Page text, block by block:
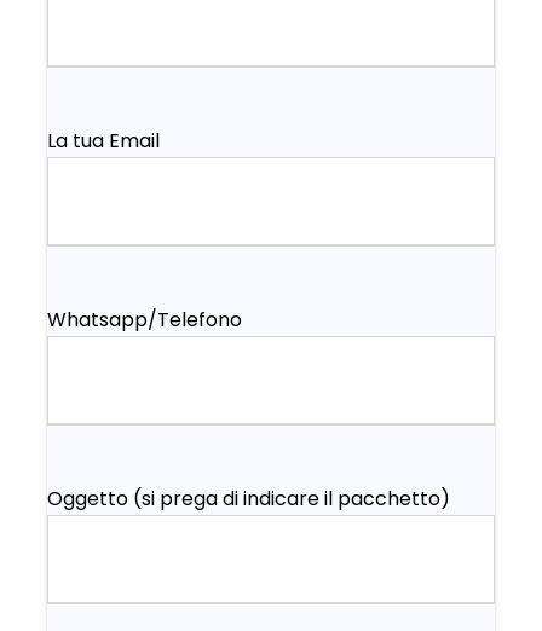
La tua Email
Whatsapp/Telefono
Oggetto (si prega di indicare il pacchetto)